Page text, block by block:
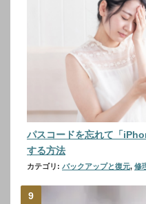
パスコードを忘れて「
する方法
カテゴリ: バックアップと復元, 修